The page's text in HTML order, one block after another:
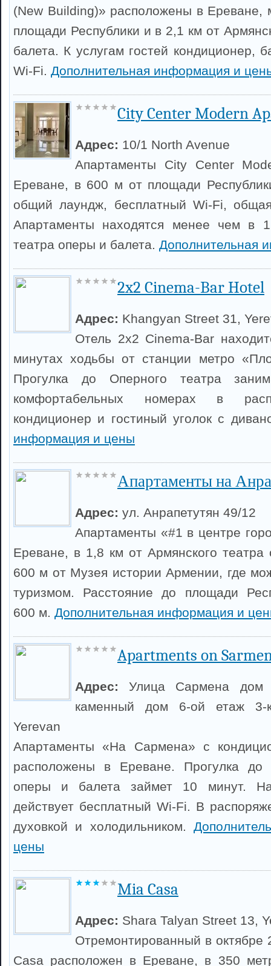
(New Building)» расположены в Ереване,
площади Республики и в 2,1 км от
балета. К услугам гостей кондиционер,
Wi-Fi. Дополнительная информация и
City Center Modern
Адрес: 10/1 North Avenue
Апартаменты City Center
Ереване, в 600 м от площади
общий лаундж, бесплатный Wi-Fi,
Апартаменты находятся менее чем в
театра оперы и балета. Дополнительная
2x2 Cinema-Bar Hotel
Адрес: Khangyan Street 31,
Отель 2x2 Cinema-Bar
минутах ходьбы от станции метро
Прогулка до Оперного театра
комфортабельных номерах в
кондиционер и гостиный уголок с
информация и цены
Апартаменты на
Адрес: ул. Анрапетутян 49/12
Апартаменты «#1 в центре
Ереване, в 1,8 км от Армянского
600 м от Музея истории Армении, где
туризмом. Расстояние до площади
600 м. Дополнительная информация и
Apartments on
Адрес:Улица Сармена дом
каменный дом 6-ой етаж 3-
Yerevan
Апартаменты «На Сармена» с
расположены в Ереване. Прогулка до
оперы и балета займет 10 минут.
действует бесплатный Wi-Fi. В
духовкой и холодильником.
цены
Mia Casa
Адрес: Shara Talyan Street 13,
Отремонтированный в октябре
Casa расположен в Ереване, в 350